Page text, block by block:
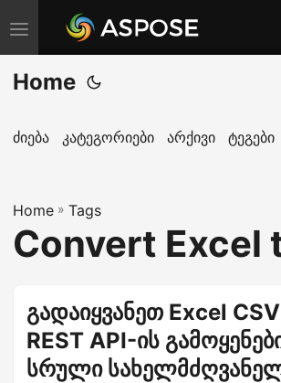
T
o
g
l
a
v
i
Home
ძიება კატეგორიები არქივი ტეგები
Home » Tags
Convert Excel
გადაიყვანეთ Excel
REST API-ის
სრული